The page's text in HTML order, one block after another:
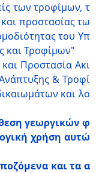
των τροφίμων, τ
προστασίας τω
του Υπ
και Τροφίμων"
και Προστασία Ακι
& Τροφί
και λο
γεωργικών φ
χρήση αυτώ
και τα α